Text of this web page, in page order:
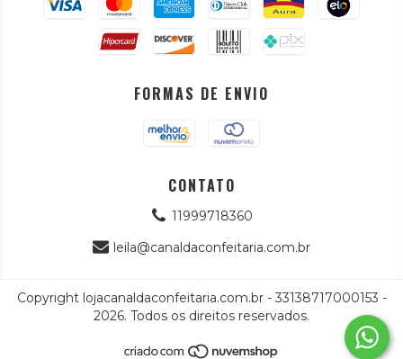
FORMAS DE ENVIO
CONTATO
11999718360
leila@canaldaconfeitaria.com.br
Copyright lojacanaldaconfeitaria.com.br - 33138717000153 -
2026. Todos os direitos reservados.